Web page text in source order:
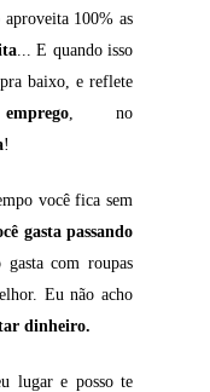
aproveita 100% as
... E quando isso
baixo, e reflete
emprego , no
!
você fica sem
gasta passando
gasta com roupas
Eu não acho
dinheiro.
lugar e posso te